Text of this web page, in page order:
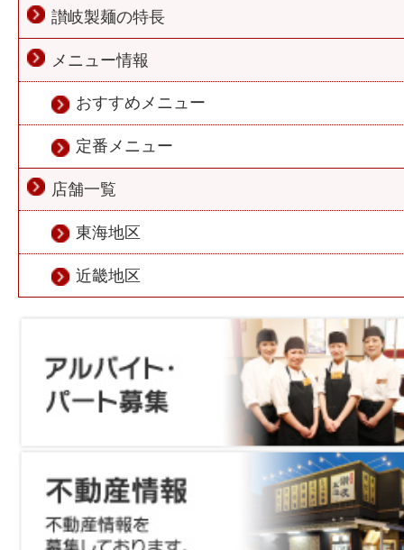
讃岐製麺の特長
メニュー情報
おすすめメニュー
定番メニュー
店舗一覧
東海地区
近畿地区